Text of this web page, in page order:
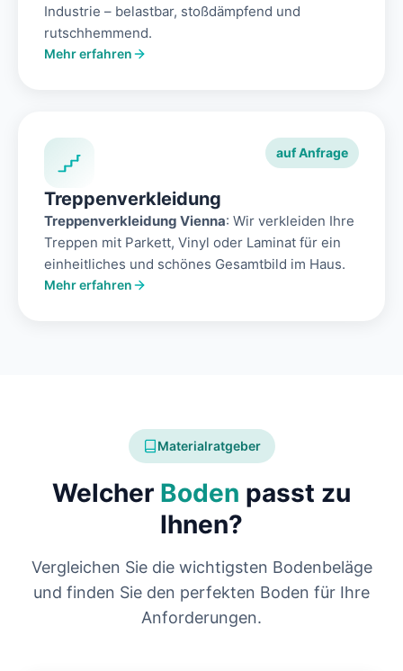
Industrie – belastbar, stoßdämpfend und
rutschhemmend.
Mehr erfahren
auf Anfrage
Treppenverkleidung
Treppenverkleidung Vienna: Wir verkleiden Ihre
Treppen mit Parkett, Vinyl oder Laminat für ein
einheitliches und schönes Gesamtbild im Haus.
Mehr erfahren
Materialratgeber
Welcher Boden passt zu
Ihnen?
Vergleichen Sie die wichtigsten Bodenbeläge
und finden Sie den perfekten Boden für Ihre
Anforderungen.